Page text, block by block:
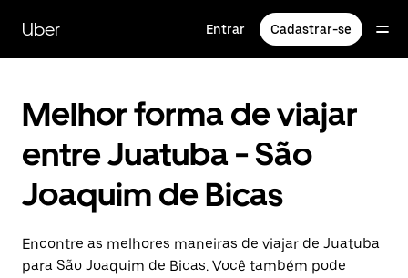
para
conteúdo
Uber Entrar Cadastrar-se
Melhor forma de viajar
entre Juatuba - São
Joaquim de Bicas
Encontre as melhores maneiras de viajar de Juatuba
para São Joaquim de Bicas. Você também pode